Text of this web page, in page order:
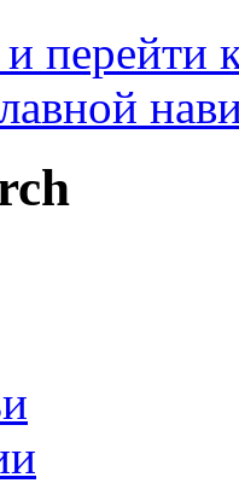
перейти